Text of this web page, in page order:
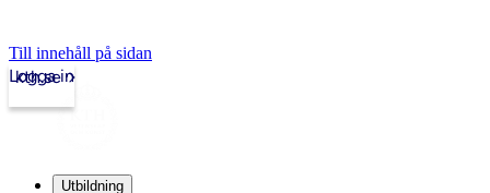
Till innehåll på sidan
kth.se
Logga in
Utbildning